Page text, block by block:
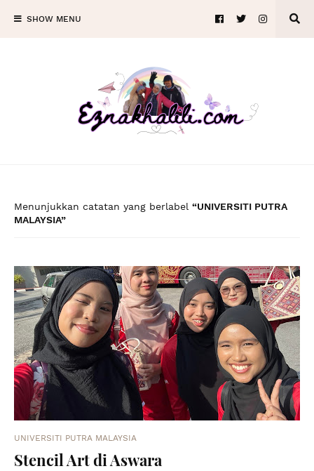
SHOW MENU
Menunjukkan catatan yang berlabel
UNIVERSITI PUTRA
MALAYSIA
UNIVERSITI PUTRA MALAYSIA
Stencil Art di Aswara